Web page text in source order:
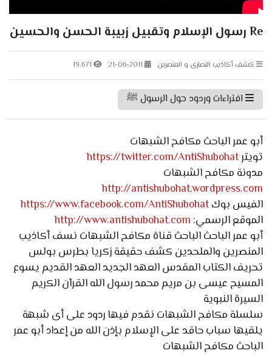
Re رسول الإسلام وتقبيل زبيبة الحسن والحسين
كشف أكاذيب النصارى و المنصرين 21-06-2011
19.671
افتراءات وردود حول الرسول ﷺ
أبو عمر الباحث مكافح الشبهات
تويترhttps://twitter.com/AntiShubohat
مدونة مكافح الشبهات
http://antishubohat.wordpress.com
الفيس بوكhttps://www.facebook.com/AntiShubohat
الموقع الرسمي: http://www.antishubohat.com
أبو عمر الباحث الباحث قناة مكافح الشبهات نسف أكاذيب
المنصرين والملحدين كشف حقيقة زكريا بطرس بولس
تحريف الكتاب المقدس العهد الجديد العهد القديم يسوع
المسيح عيسى بن مريم محمد رسول الله القرآن الكريم
السيرة النبوية
سلسلة مكافح الشبهات نقدم فيها ردود على أى شبهة
يلقيها سباب حاقد على الإسلام بإذن الله من إعداد أبو عمر
الباحث مكافح الشبهات